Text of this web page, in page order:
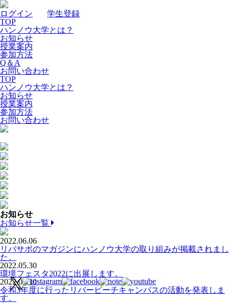
ログイン
学生登録
TOP
ハンノウ大学とは？
お知らせ
授業案内
参加方法
Q＆A
お問い合わせ
TOP
ハンノウ大学とは？
お知らせ
授業案内
参加方法
お問い合わせ
お知らせ
お知らせ一覧
2022.06.06
リバサポのマガジンにハンノウ大学の取り組みが掲載されまし
た。
2022.05.30
環境フェスタ2022に出展します。
2022.05.10
令和3年度に行ったリバービーチキャンパスの活動を発表しま
す。